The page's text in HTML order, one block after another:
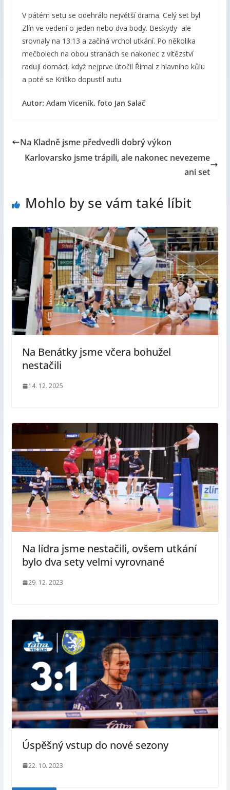
V pátém setu se odehrálo největší drama. Celý set byl
Zlín ve vedení o jeden nebo dva body. Beskydy ale
srovnaly na 13:13 a začíná vrchol utkání. Po několika
mečbolech na obou stranách se nakonec z vítězství
radují domácí, když nejprve útočil Římal z hlavního kůlu
a poté se Kriško dopustil autu.
Autor: Adam Viceník, foto Jan Salač
Na Kladně jsme předvedli dobrý výkon
Karlovarsko jsme trápili, ale nakonec nevezeme
ani set
Mohlo by se vám také líbit
Na Benátky jsme včera bohužel
nestačili
14. 12. 2025
Na lídra jsme nestačili, ovšem utkání
bylo dva sety velmi vyrovnané
29. 12. 2023
Úspěšný vstup do nové sezony
22. 10. 2023